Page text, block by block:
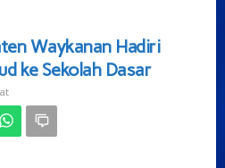
Waykanan Hadiri
ke Sekolah Dasar